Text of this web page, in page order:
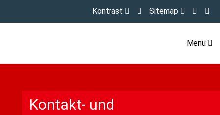
Kontrast Sitemap
Menü
Kontakt- und